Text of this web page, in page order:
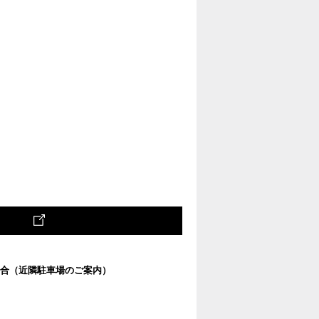
（近隣駐車場のご案内）